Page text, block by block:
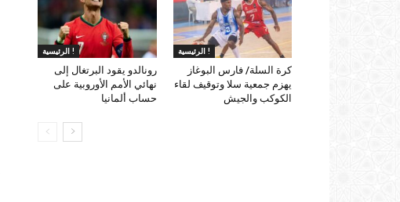
الرئيسية !
رونالدو يقود البرتغال إلى
نهائي الأمم الأوروبية على
حساب ألمانيا
الرئيسية !
كرة السلة/ فارس البوغاز
يهزم جمعية سلا وتوقيف لقاء
الكوكب والجيش